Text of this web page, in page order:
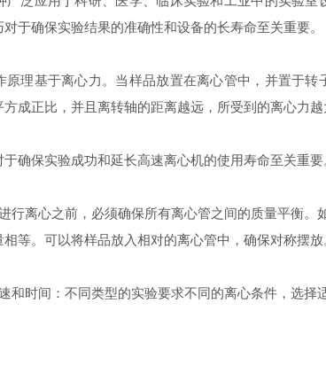
于确保实验结果的准确性和设备的长寿命至关重要。
原理基于离心力。当样品放置在离心管中，并置于
成正比，并且离转轴的距离越远，所受到的离心力越
保实验成功和延长高速离心机的使用寿命至关重要
离心之前，必须确保所有离心管之间的质量平衡。
等。可以将样品放入相对的离心管中，确保对称摆放
时间：不同类型的实验要求不同的离心条件，选择